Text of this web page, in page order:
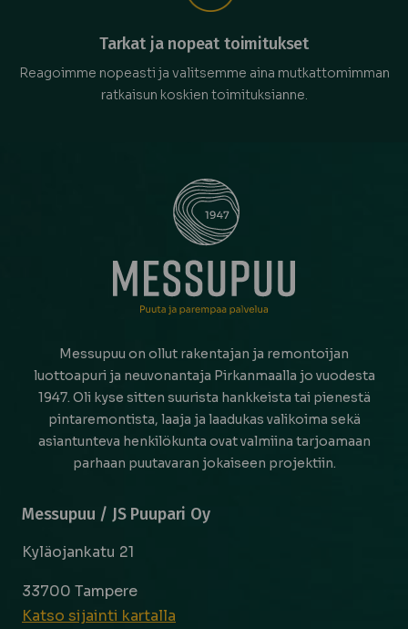
Tarkat ja nopeat toimitukset
Reagoimme nopeasti ja valitsemme aina mutkattomimman
ratkaisun koskien toimituksianne.
Messupuu on ollut rakentajan ja remontoijan
luottoapuri ja neuvonantaja Pirkanmaalla jo vuodesta
1947. Oli kyse sitten suurista hankkeista tai pienestä
pintaremontista, laaja ja laadukas valikoima sekä
asiantunteva henkilökunta ovat valmiina tarjoamaan
parhaan puutavaran jokaiseen projektiin.
Messupuu / JS Puupari Oy
Kyläojankatu 21
33700 Tampere
Katso sijainti kartalla